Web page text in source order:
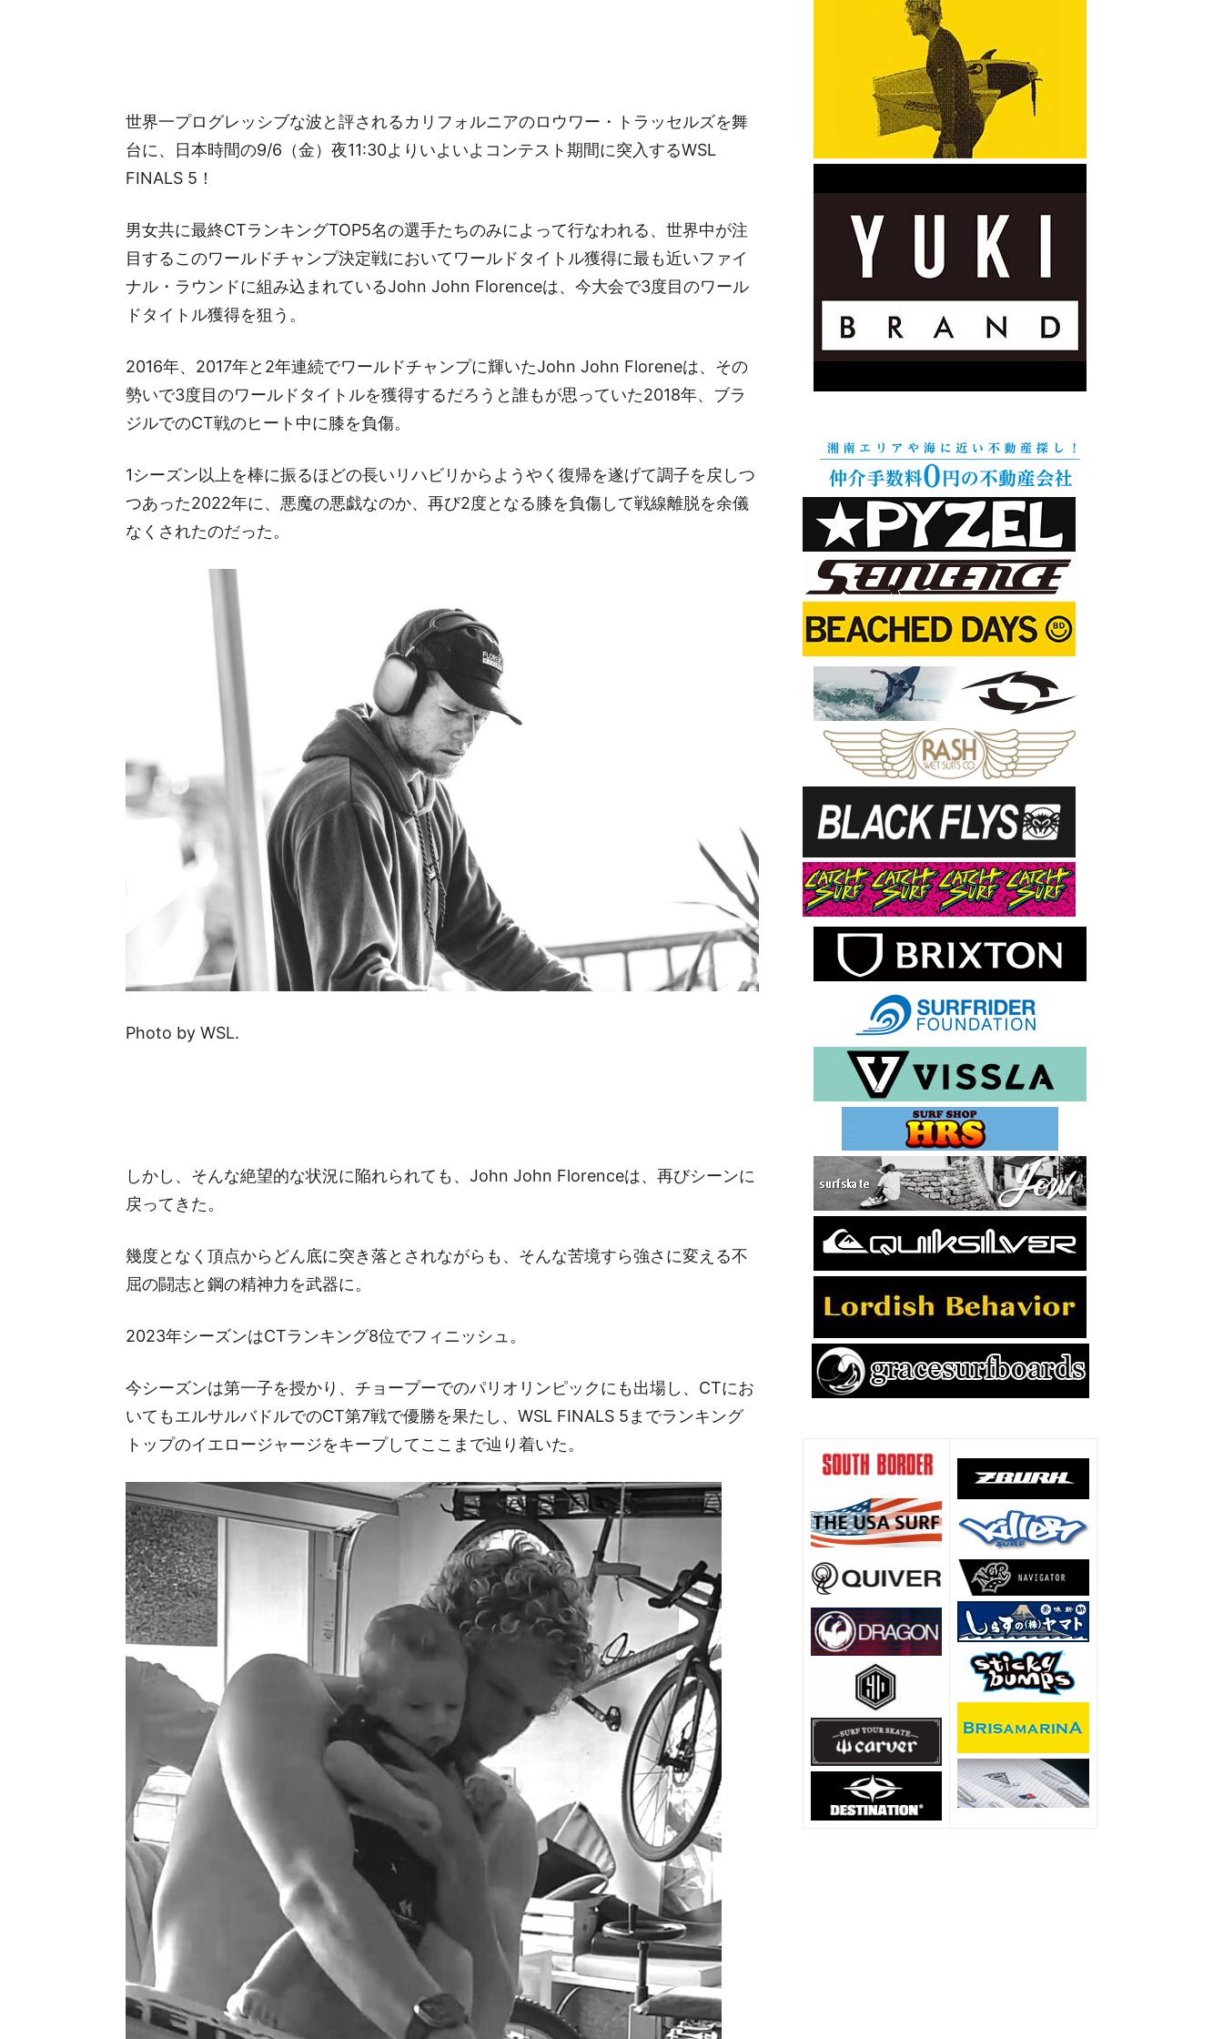
世界一プログレッシブな波と評されるカリフォルニアのロウワー・トラッセルズを舞
台に、日本時間の9/6（金）夜11:30よりいよいよコンテスト期間に突入するWSL
FINALS 5！
男女共に最終CTランキングTOP5名の選手たちのみによって行なわれる、世界中が注
目するこのワールドチャンプ決定戦においてワールドタイトル獲得に最も近いファイ
ナル・ラウンドに組み込まれているJohn John Florenceは、今大会で3度目のワール
ドタイトル獲得を狙う。
2016年、2017年と2年連続でワールドチャンプに輝いたJohn John Floreneは、その
勢いで3度目のワールドタイトルを獲得するだろうと誰もが思っていた2018年、ブラ
ジルでのCT戦のヒート中に膝を負傷。
1シーズン以上を棒に振るほどの長いリハビリからようやく復帰を遂げて調子を戻しつ
つあった2022年に、悪魔の悪戯なのか、再び2度となる膝を負傷して戦線離脱を余儀
なくされたのだった。
Photo by WSL.
しかし、そんな絶望的な状況に陥れられても、John John Florenceは、再びシーンに
戻ってきた。
幾度となく頂点からどん底に突き落とされながらも、そんな苦境すら強さに変える不
屈の闘志と鋼の精神力を武器に。
2023年シーズンはCTランキング8位でフィニッシュ。
今シーズンは第一子を授かり、チョープーでのパリオリンピックにも出場し、CTにお
いてもエルサルバドルでのCT第7戦で優勝を果たし、WSL FINALS 5までランキング
トップのイエロージャージをキープしてここまで辿り着いた。